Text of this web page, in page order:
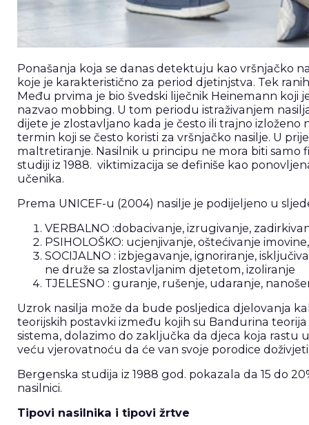
Ponašanja koja se danas detektuju kao vršnjačko
koje je karakteristično za period djetinjstva. Tek
Među prvima je bio švedski liječnik Heinemann koji
nazvao mobbing. U tom periodu istraživanjem
dijete je zlostavljano kada je često ili trajno
termin koji se često koristi za vršnjačko nasilje. U
maltretiranje. Nasilnik u principu ne mora biti samo
studiji iz 1988. viktimizacija se definiše kao
učenika.
Prema UNICEF-u (2004) nasilje je podijeljeno u
VERBALNO :dobacivanje, izrugivanje,
PSIHOLOŠKO: ucjenjivanje, oštećivanje
SOCIJALNO : izbjegavanje, ignoriranje,
ne druže sa zlostavljanim djetetom, izoliranje
TJELESNO : guranje, rušenje, udaranje,
Uzrok nasilja može da bude posljedica djelovanja
teorijskih postavki između kojih su Bandurina
sistema, dolazimo do zaključka da djeca koja
veću vjerovatnoću da će van svoje porodice
Bergenska studija iz 1988 god. pokazala da 15 do
nasilnici.
Tipovi nasilnika i tipovi žrtve